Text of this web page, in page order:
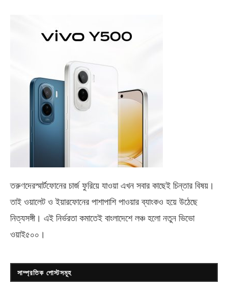
তরুণদেরস্মার্টফোনের চার্জ ফুরিয়ে যাওয়া এখন সবার কাছেই চিন্তার বিষয়।
তাই ওয়ালেট ও ইয়ারফোনের পাশাপাশি পাওয়ার ব্যাংকও হয়ে উঠেছে
নিত্যসঙ্গী। এই নির্ভরতা কমাতেই বাংলাদেশে লঞ্চ হলো নতুন ভিভো
ওয়াই৫০০ ।
সাম্প্রতিক পোস্টসমূহ